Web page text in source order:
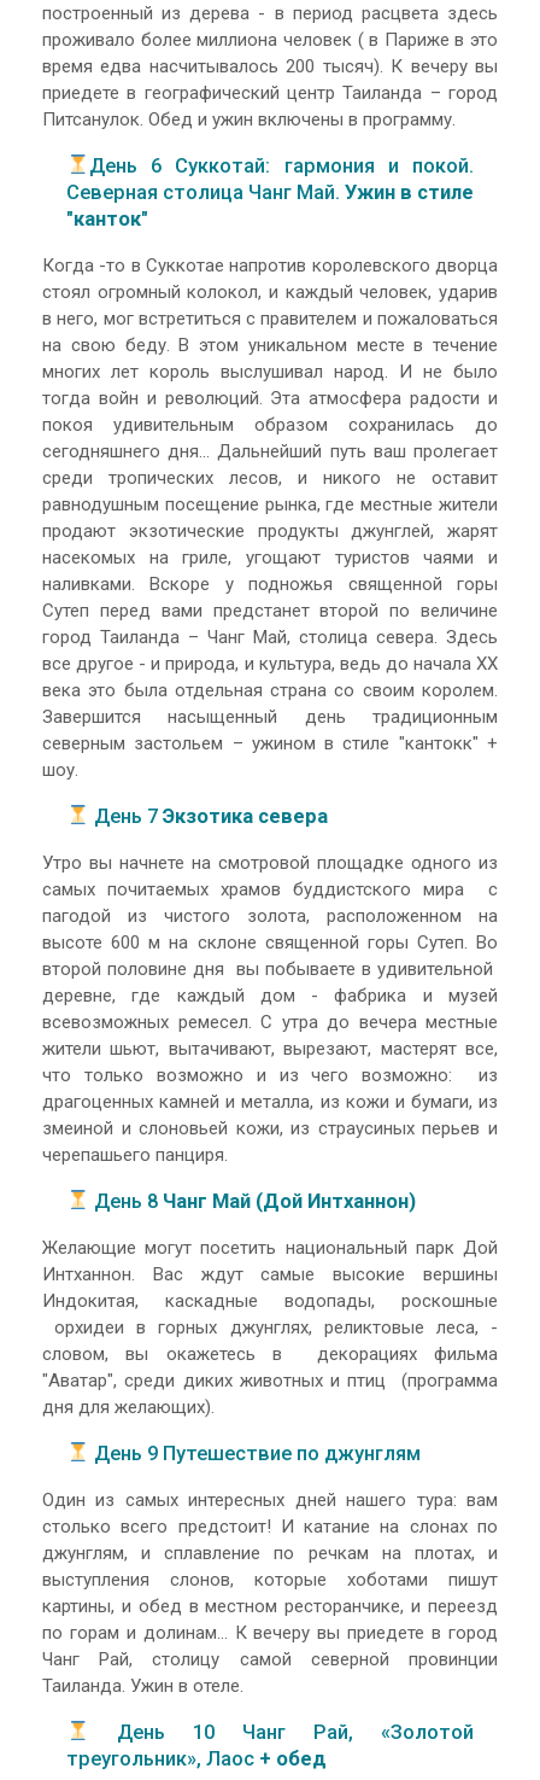
построенный из дерева - в период расцвета здесь
проживало более миллиона человек ( в Париже в это
время едва насчитывалось 200 тысяч). К вечеру вы
приедете в географический центр Таиланда – город
Питсанулок. Обед и ужин включены в программу.
День 6 Суккотай: гармония и покой.
Северная столица Чанг Май. Ужин в стиле
"канток"
Когда -то в Суккотае напротив королевского дворца
стоял огромный колокол, и каждый человек, ударив
в него, мог встретиться с правителем и пожаловаться
на свою беду. В этом уникальном месте в течение
многих лет король выслушивал народ. И не было
тогда войн и революций. Эта атмосфера радости и
покоя удивительным образом сохранилась до
сегодняшнего дня... Дальнейший путь ваш пролегает
среди тропических лесов, и никого не оставит
равнодушным посещение рынка, где местные жители
продают экзотические продукты джунглей, жарят
насекомых на гриле, угощают туристов чаями и
наливками. Вскоре у подножья священной горы
Сутеп перед вами предстанет второй по величине
город Таиланда – Чанг Май, столица севера. Здесь
все другое - и природа, и культура, ведь до начала XX
века это была отдельная страна со своим королем.
Завершится насыщенный день традиционным
северным застольем – ужином в стиле "кантокк" +
шоу.
День 7 Экзотика севера
Утро вы начнете на смотровой площадке одного из
самых почитаемых храмов буддистского мира с
пагодой из чистого золота, расположенном на
высоте 600 м на склоне священной горы Сутеп. Во
второй половине дня вы побываете в удивительной
деревне, где каждый дом - фабрика и музей
всевозможных ремесел. С утра до вечера местные
жители шьют, вытачивают, вырезают, мастерят все,
что только возможно и из чего возможно: из
драгоценных камней и металла, из кожи и бумаги, из
змеиной и слоновьей кожи, из страусиных перьев и
черепашьего панциря.
День 8 Чанг Май (Дой Интханнон)
Желающие могут посетить национальный парк Дой
Интханнон. Вас ждут самые высокие вершины
Индокитая, каскадные водопады, роскошные
орхидеи в горных джунглях, реликтовые леса, -
словом, вы окажетесь в декорациях фильма
"Аватар", среди диких животных и птиц (программа
дня для желающих).
День 9 Путешествие по джунглям
Один из самых интересных дней нашего тура: вам
столько всего предстоит! И катание на слонах по
джунглям, и сплавление по речкам на плотах, и
выступления слонов, которые хоботами пишут
картины, и обед в местном ресторанчике, и переезд
по горам и долинам... К вечеру вы приедете в город
Чанг Рай, столицу самой северной провинции
Таиланда. Ужин в отеле.
День 10 Чанг Рай, «Золотой
треугольник», Лаос + обед